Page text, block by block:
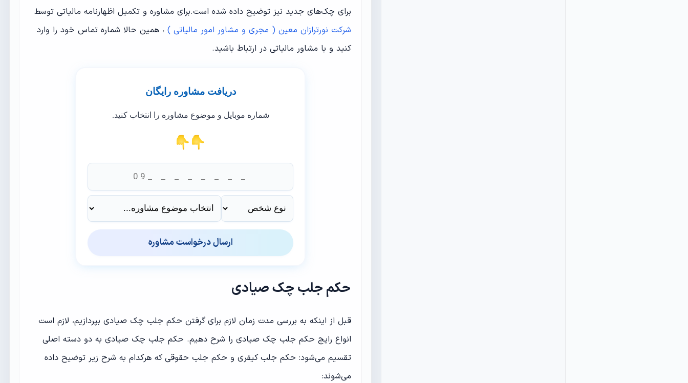
برای چک‌های جدید نیز توضیح داده شده است.برای مشاوره و تکمیل اظهارنامه مالیاتی توسط
شرکت نورترازان معین ( مجری و مشاور امور مالیاتی ) ، همین حالا شماره تماس خود را وارد
کنید و با مشاور مالیاتی در ارتباط باشید.
دریافت مشاوره رایگان
شماره موبایل و موضوع مشاوره را انتخاب کنید.
ارسال درخواست مشاوره
حکم جلب چک صیادی
قبل از اینکه به بررسی مدت زمان لازم برای گرفتن حکم جلب چک صیادی بپردازیم، لازم است
انواع رایج حکم جلب چک صیادی را شرح دهیم. حکم جلب چک صیادی به دو دسته اصلی
تقسیم می‌شود: حکم جلب کیفری و حکم جلب حقوقی که هرکدام به شرح زیر توضیح داده
می‌شوند: